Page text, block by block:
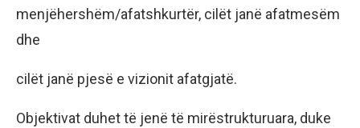
menjëhershëm/afatshkurtër, cilët janë afatmesëm
dhe
cilët janë pjesë e vizionit afatgjatë.
Objektivat duhet të jenë të mirëstrukturuara, duke